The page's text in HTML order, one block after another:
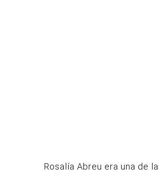
Rosalía Abreu era una de